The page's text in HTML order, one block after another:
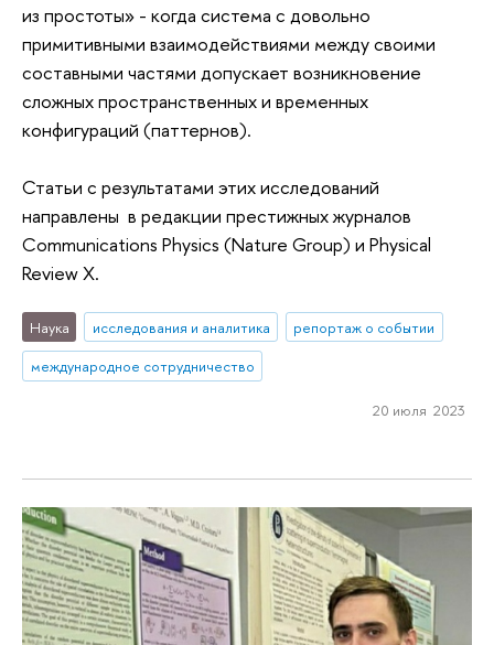
из простоты» - когда система с довольно
примитивными взаимодействиями между своими
составными частями допускает возникновение
сложных пространственных и временных
конфигураций (паттернов).
Статьи с результатами этих исследований
направлены в редакции престижных журналов
Communications Physics (Nature Group) и Physical
Review X.
Наука исследования и аналитика
репортаж о событии
международное сотрудничество
20 июля 2023